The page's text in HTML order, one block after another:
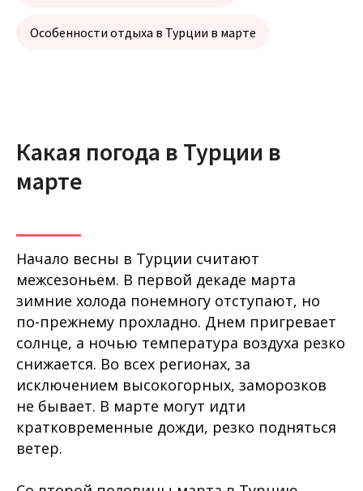
Особенности отдыха в Турции в марте
Какая погода в Турции в
марте
Начало весны в Турции считают
межсезоньем. В первой декаде марта
зимние холода понемногу отступают, но
по-прежнему прохладно. Днем пригревает
солнце, а ночью температура воздуха резко
снижается. Во всех регионах, за
исключением высокогорных, заморозков
не бывает. В марте могут идти
кратковременные дожди, резко подняться
ветер.